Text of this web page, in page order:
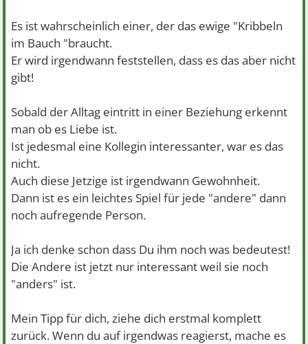
Es ist wahrscheinlich einer, der das ewige "Kribbeln
im Bauch "braucht.
Er wird irgendwann feststellen, dass es das aber nicht
gibt!
Sobald der Alltag eintritt in einer Beziehung erkennt
man ob es Liebe ist.
Ist jedesmal eine Kollegin interessanter, war es das
nicht.
Auch diese Jetzige ist irgendwann Gewohnheit.
Dann ist es ein leichtes Spiel für jede "andere" dann
noch aufregende Person.
Ja ich denke schon dass Du ihm noch was bedeutest!
Die Andere ist jetzt nur interessant weil sie noch
"anders" ist.
Mein Tipp für dich, ziehe dich erstmal komplett
zurück. Wenn du auf irgendwas reagierst, mache es